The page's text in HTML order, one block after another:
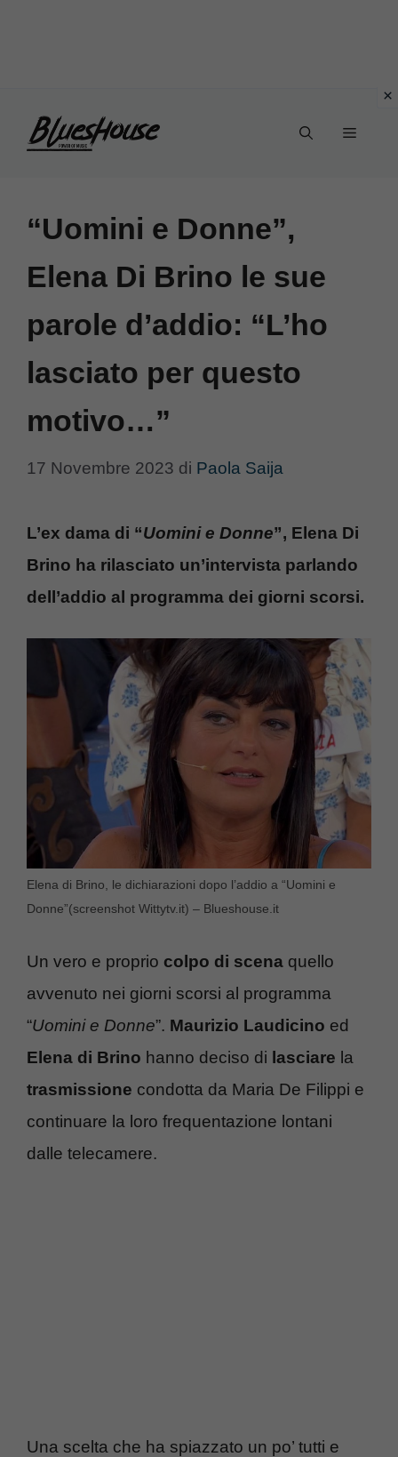
Menu
“Uomini e Donne”,
Elena Di Brino le sue
parole d’addio: “L’ho
lasciato per questo
motivo…”
17 Novembre 2023 di Paola Saija
L’ex dama di “Uomini e Donne”, Elena Di
Brino ha rilasciato un’intervista parlando
dell’addio al programma dei giorni scorsi.
Elena di Brino, le dichiarazioni dopo l’addio a “Uomini e
Donne”(screenshot Wittytv.it) – Blueshouse.it
Un vero e proprio colpo di scena quello
avvenuto nei giorni scorsi al programma
“Uomini e Donne”. Maurizio Laudicino ed
Elena di Brino hanno deciso di lasciare la
trasmissione condotta da Maria De Filippi e
continuare la loro frequentazione lontani
dalle telecamere.
Una scelta che ha spiazzato un po’ tutti e